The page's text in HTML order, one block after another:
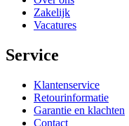
Zakelijk
Vacatures
Service
Klantenservice
Retourinformatie
Garantie en klachten
Contact